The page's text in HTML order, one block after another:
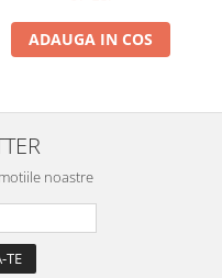
ADAUGA IN COS
noastre